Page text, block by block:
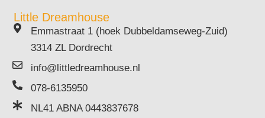
Little Dreamhouse
Emmastraat 1 (hoek Dubbeldamseweg-Zuid)
3314 ZL Dordrecht
info@littledreamhouse.nl
078-6135950
NL41 ABNA 0443837678